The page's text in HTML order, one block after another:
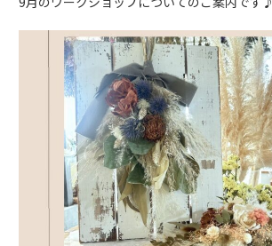
ドライフラワー
ハレハナについて
お問い合わせ
instagram